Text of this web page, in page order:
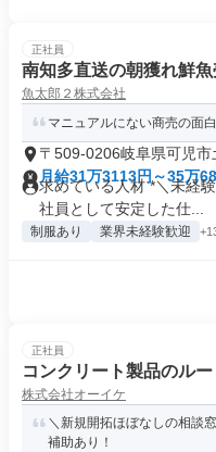
正社員
南知多直送の朝獲れ鮮
魚太郎２株式会社
マニュアルにない商売の面
〒509-0206岐阜県可児市
月給31万3113円～35万
求めている人材 *＼未経
社員として安定した仕...
制服あり 業界未経験歓迎
正社員
コンクリート製品のル
株式会社オーイケ
＼新規開拓ほぼなしの相談
補助あり！